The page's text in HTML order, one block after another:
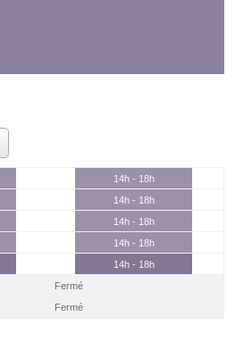
14h - 18h
14h - 18h
14h - 18h
14h - 18h
14h - 18h
Fermé
Fermé